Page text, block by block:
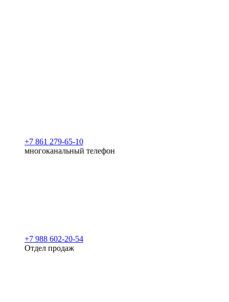
+7 861 279-65-10
многоканальный телефон
+7 988 602-20-54
Отдел продаж